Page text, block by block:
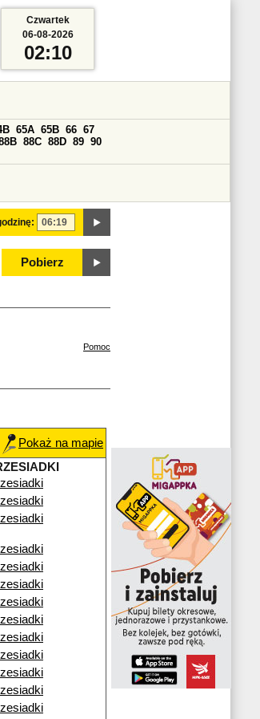
65A 65B 66 67
88C 88D 89 90
Pobierz
Czwartek
06-08-2026
02:10
Pomoc
Pokaż na mapie